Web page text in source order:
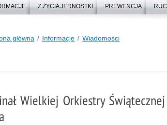
Z ŻYCIA JEDNOSTKI PREWENCJA
główna Informacje Wiadomości
Wielkiej Orkiestry